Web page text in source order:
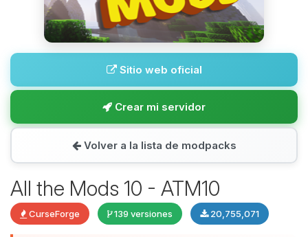
Sitio web oficial
Crear mi servidor
Volver a la lista de modpacks
All the Mods 10 - ATM10
CurseForge 139 versiones 20,755,071